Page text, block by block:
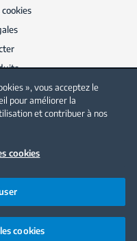
», vous acceptez le
pour améliorer la
et contribuer à nos
cookies
cookies